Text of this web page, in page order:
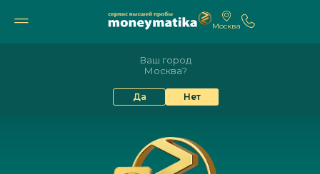
Москва
Ваш город
Москва?
Да Нет
9%
АЛМАЗЭРГИЭНБАНК: ВСЕ ЗОЛОТЫЕ
СЛИТКИ